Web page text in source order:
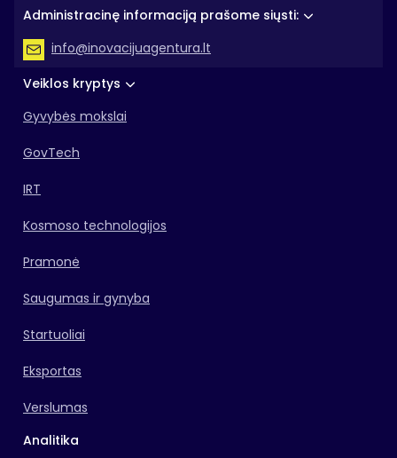
Veiklos kryptys
Gyvybės mokslai
GovTech
IRT
Kosmoso technologijos
Pramonė
Saugumas ir gynyba
Startuoliai
Eksportas
Verslumas
Analitika
Administracinę informaciją prašome siųsti:
info@inovacijuagentura.lt